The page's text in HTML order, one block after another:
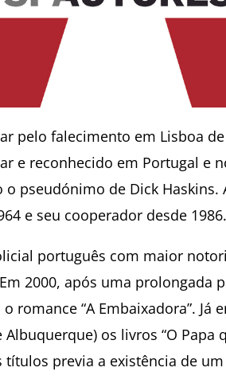
pelo falecimento em Lisboa
e reconhecido em Portugal e
pseudónimo de Dick Haskins.
e seu cooperador desde 1986.
português com maior
2000, após uma prolongada
romance “A Embaixadora”. Já
os livros “O Papa
previa a existência de